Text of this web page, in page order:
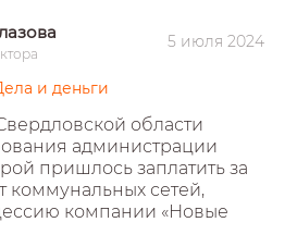
5 июля 2024
и деньги
области
администрации
пришлось заплатить за
коммунальных сетей,
компании «Новые